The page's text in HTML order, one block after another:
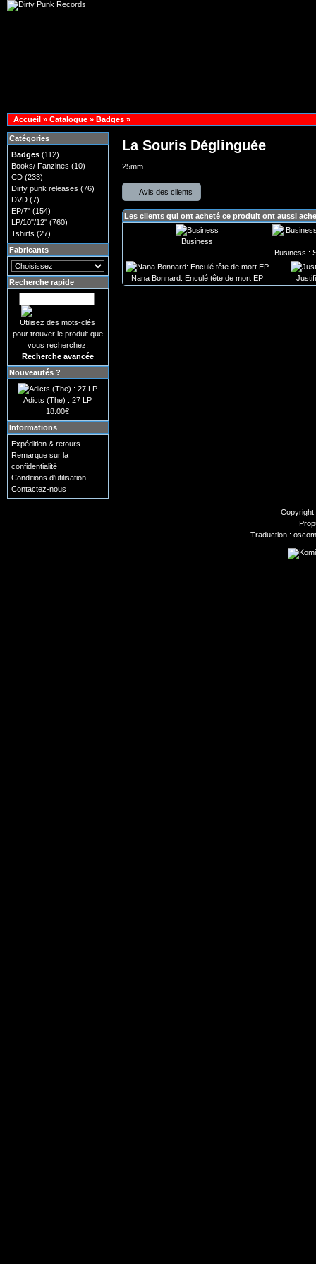
Accueil» Catalogue» Badges»
La Souris Déglinguée
25mm
Avis des clients
Les clients qui ont acheté ce produit ont aussi
Business
Business :
Nana Bonnard: Enculé tête de mort EP
Catégories
Badges(112)
Books/ Fanzines (10)
CD(233)
Dirty punk releases (76)
DVD(7)
EP/7"(154)
LP/10"/12"(760)
Tshirts (27)
Fabricants
Recherche rapide
Utilisez des mots-clés
pour trouver le produit que
vous recherchez.
Recherche avancée
Nouveautés ?
Adicts (The) : 27 LP
18.00€
Informations
Expédition & retours
Remarque sur la
confidentialité
Conditions d'utilisation
Contactez-nous
Traduction :